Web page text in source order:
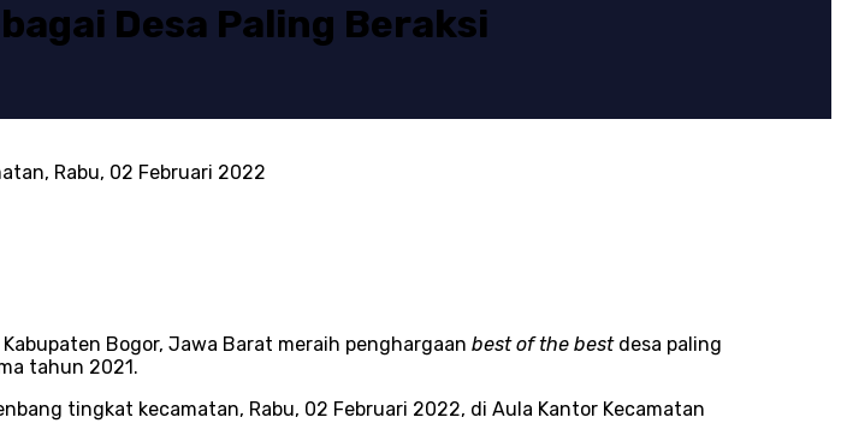
Desa Paling Beraksi
Rabu, 02 Februari 2022
Bogor, Jawa Barat meraih penghargaan best of the bestdesa paling
tahun 2021.
tingkat kecamatan, Rabu, 02 Februari 2022, di Aula Kantor Kecamatan